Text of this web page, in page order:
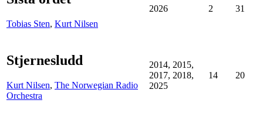
Tobias Sten, Kurt Nilsen
2026 2 31
Stjernesludd
Kurt Nilsen, The Norwegian Radio
Orchestra
2014, 2015,
2017, 2018,
2025
14 20